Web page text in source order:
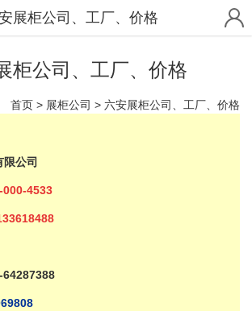
柜公司、工厂、价格
首页 > 展柜公司 > 六安展柜公司、工厂、价格
公司
000-4533
64287388
展柜公司、工厂、价格